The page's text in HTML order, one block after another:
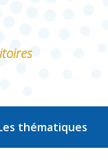
thématiques